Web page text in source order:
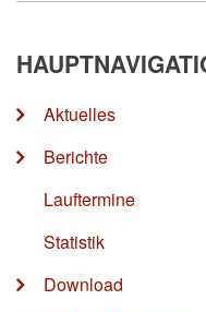
Aktuelles
Berichte
Lauftermine
Statistik
Download